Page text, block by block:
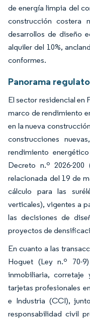
de energía limpia del
construcción costera
desarrollos de diseño
alquiler del 10%,
conformes.
Panorama
El sector residencial en
marco de rendimiento
en la nueva
construcciones
rendimiento
Decreto n.º 2026-
relacionada del 19 de
cálculo para las
verticales), vigentes a
las decisiones de
proyectos de
En cuanto a las
Hoguet (Ley n.º 70-
inmobiliaria, corretaje
tarjetas profesionales
e Industria (CCI),
responsabilidad civil